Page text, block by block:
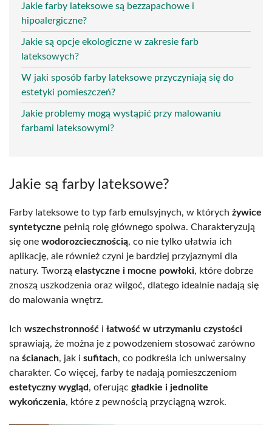
Jakie farby lateksowe są bezzapachowe i
hipoalergiczne?
Jakie są opcje ekologiczne w zakresie farb
lateksowych?
W jaki sposób farby lateksowe przyczyniają się do
estetyki pomieszczeń?
Jakie problemy mogą wystąpić przy malowaniu
farbami lateksowymi?
Jakie są farby lateksowe?
Farby lateksowe to typ farb emulsyjnych, w których żywice
syntetyczne pełnią rolę głównego spoiwa. Charakteryzują
się one wodorozciecznością, co nie tylko ułatwia ich
aplikację, ale również czyni je bardziej przyjaznymi dla
natury. Tworzą elastyczne i mocne powłoki, które dobrze
znoszą uszkodzenia oraz wilgoć, dlatego idealnie nadają się
do malowania wnętrz.
Ich wszechstronność i łatwość w utrzymaniu czystości
sprawiają, że można je z powodzeniem stosować zarówno
na ścianach, jak i sufitach, co podkreśla ich uniwersalny
charakter. Co więcej, farby te nadają pomieszczeniom
estetyczny wygląd, oferując gładkie i jednolite
wykończenia, które z pewnością przyciągną wzrok.